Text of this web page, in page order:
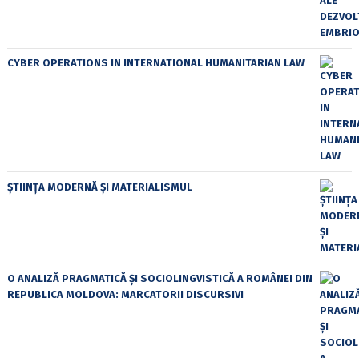
CYBER OPERATIONS IN INTERNATIONAL HUMANITARIAN LAW
ȘTIINȚA MODERNĂ ȘI MATERIALISMUL
O ANALIZĂ PRAGMATICĂ ȘI SOCIOLINGVISTICĂ A ROMÂNEI DIN
REPUBLICA MOLDOVA: MARCATORII DISCURSIVI